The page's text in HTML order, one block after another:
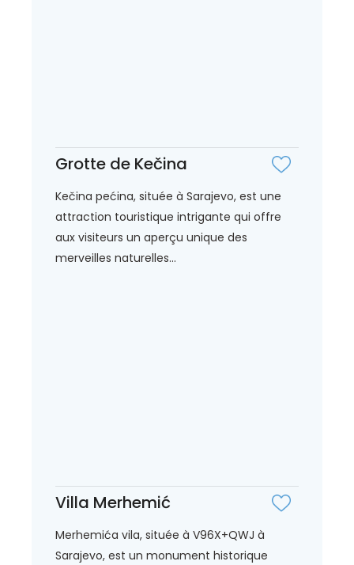
Grotte de Kečina
Kečina pećina, située à Sarajevo, est une
attraction touristique intrigante qui offre
aux visiteurs un aperçu unique des
merveilles naturelles...
Villa Merhemić
Merhemića vila, située à V96X+QWJ à
Sarajevo, est un monument historique